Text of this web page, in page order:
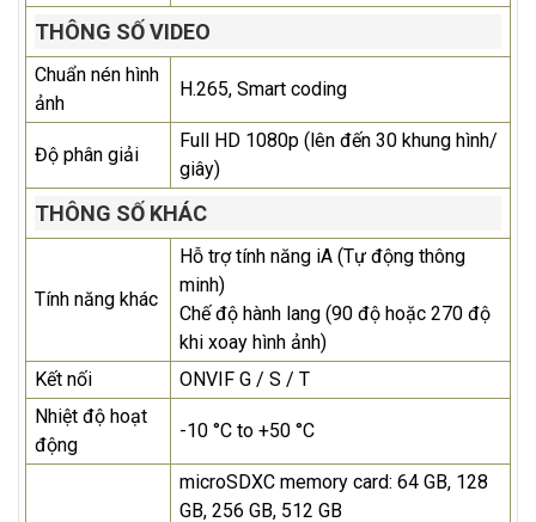
THÔNG SỐ VIDEO
Chuẩn nén hình
ảnh
H.265, Smart coding
Độ phân giải
Full HD 1080p (lên đến 30 khung hình/
giây)
THÔNG SỐ KHÁC
Tính năng khác
Hỗ trợ tính năng iA (Tự động thông
minh)
Chế độ hành lang (90 độ hoặc 270 độ
khi xoay hình ảnh)
Kết nối
ONVIF G / S / T
Nhiệt độ hoạt
động
-10 °C to +50 °C
microSDXC memory card: 64 GB, 128
GB, 256 GB, 512 GB